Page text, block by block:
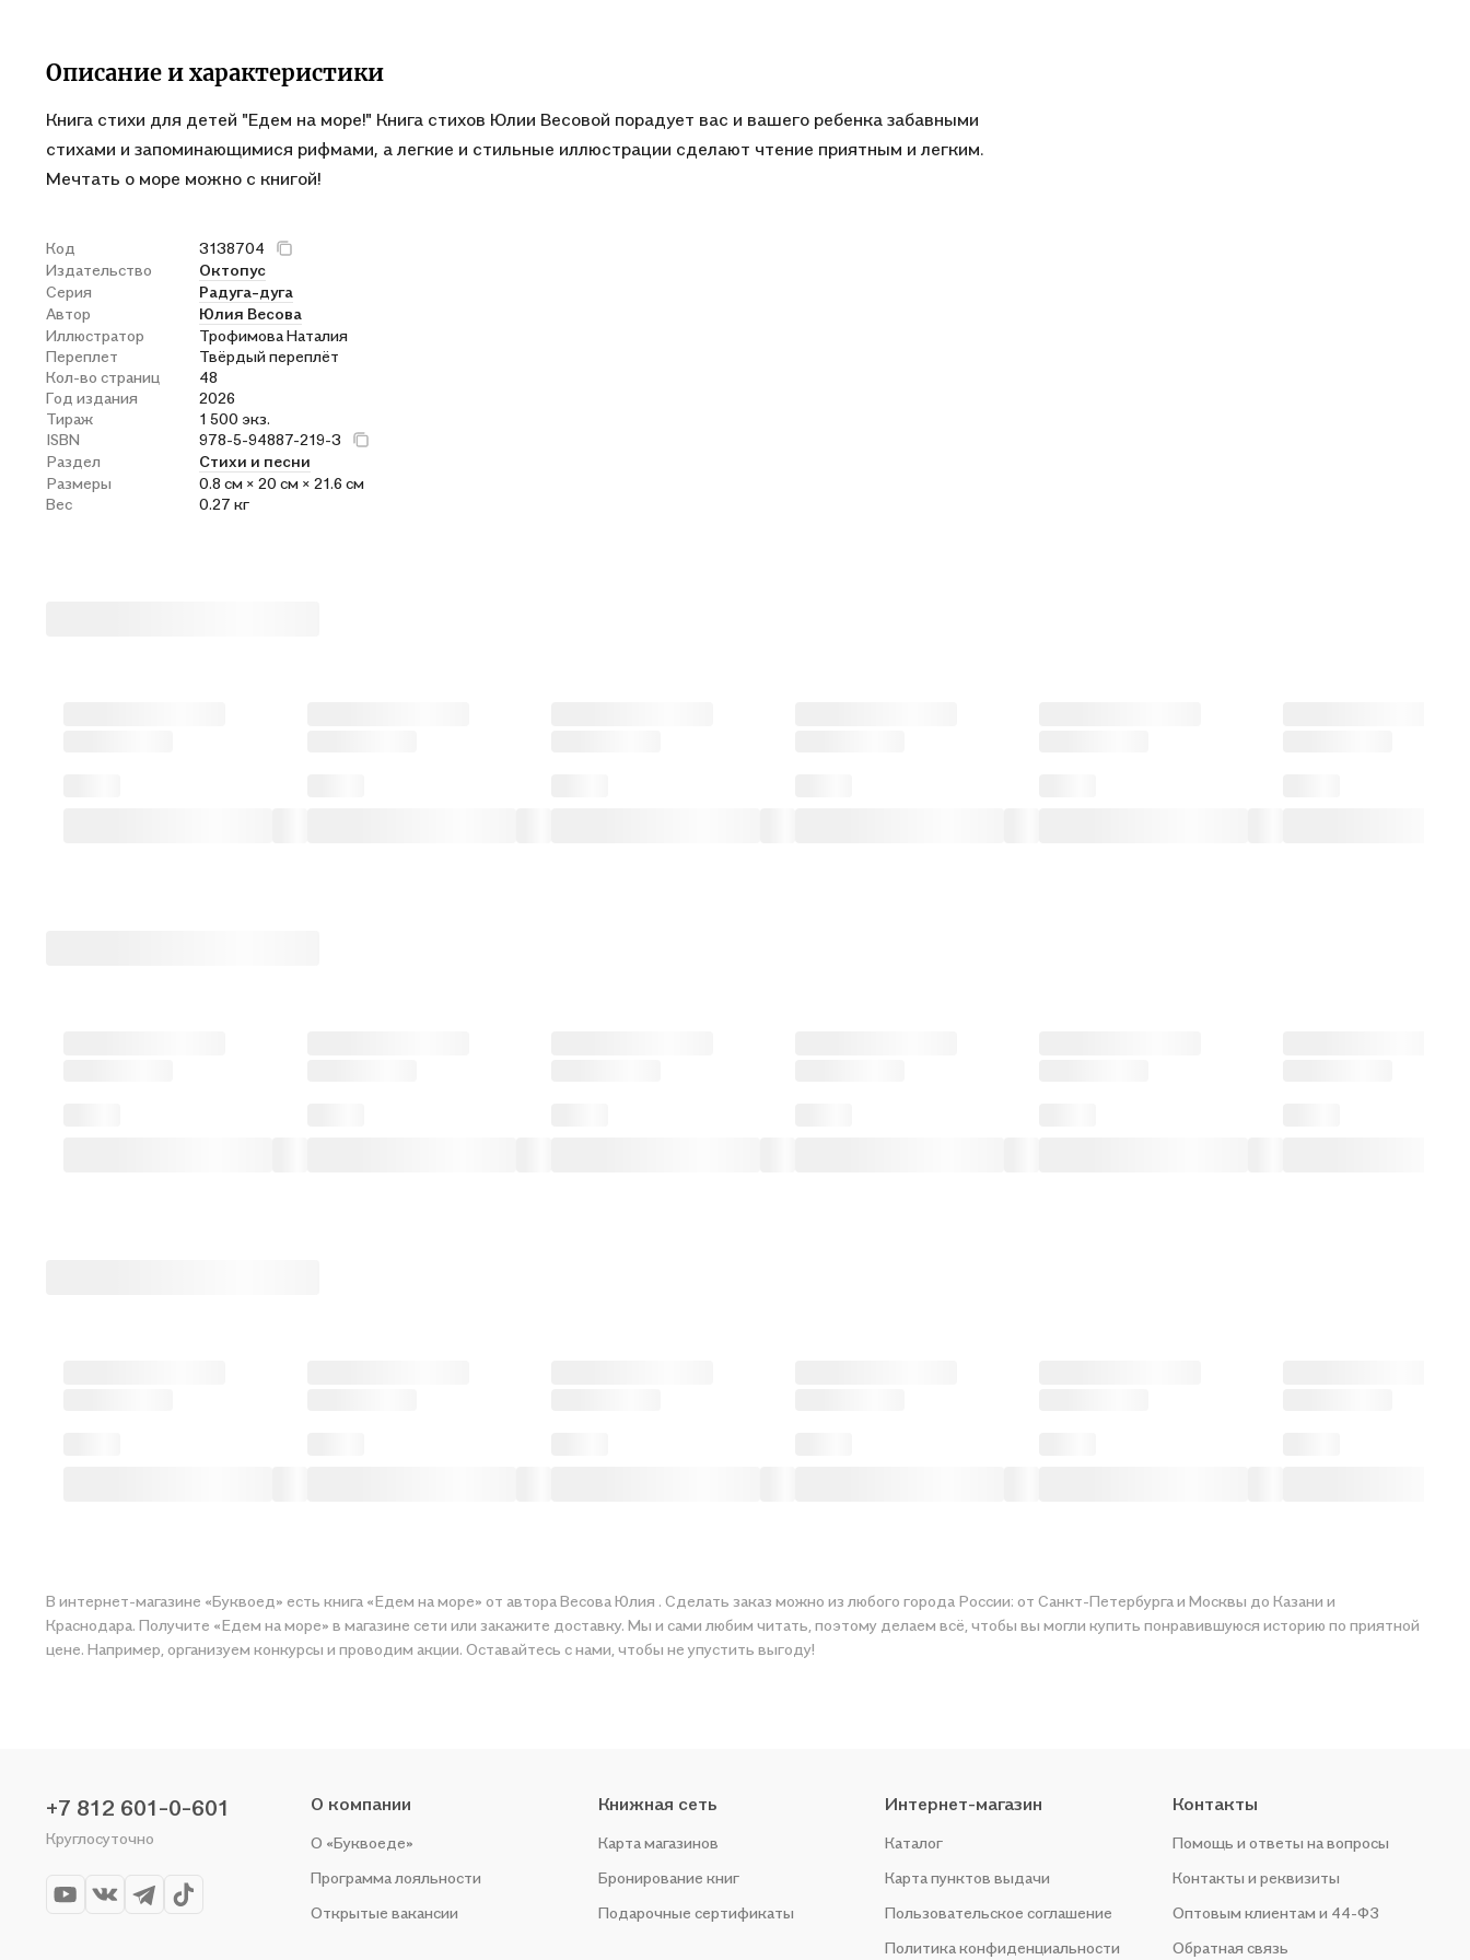
Описание и характеристики
Книга стихи для детей "Едем на море!" Книга стихов Юлии Весовой порадует вас и вашего ребенка забавными
стихами и запоминающимися рифмами, а легкие и стильные иллюстрации сделают чтение приятным и легким.
Мечтать о море можно с книгой!
Код
3138704
Издательство
Октопус
Серия
Радуга-дуга
Автор
Юлия Весова
Иллюстратор
Трофимова Наталия
Переплет
Твёрдый переплёт
Кол-во страниц
48
Год издания
2026
Тираж
1 500 экз.
ISBN
978-5-94887-219-3
Раздел
Стихи и песни
Размеры
0.8 см × 20 см × 21.6 см
Вес
0.27 кг
В интернет-магазине «Буквоед» есть книга «Едем на море» от автора Весова Юлия . Сделать заказ можно из любого города России: от Санкт-Петербурга и Москвы до Казани и
Краснодара. Получите «Едем на море» в магазине сети или закажите доставку. Мы и сами любим читать, поэтому делаем всё, чтобы вы могли купить понравившуюся историю по приятной
цене. Например, организуем конкурсы и проводим акции. Оставайтесь с нами, чтобы не упустить выгоду!
+7 812 601-0-601
Круглосуточно
О компании
О «Буквоеде»
Программа лояльности
Открытые вакансии
Книжная сеть
Карта магазинов
Бронирование книг
Подарочные сертификаты
Интернет-магазин
Каталог
Карта пунктов выдачи
Пользовательское соглашение
Политика конфиденциальности
Контакты
Помощь и ответы на вопросы
Контакты и реквизиты
Оптовым клиентам и 44-ФЗ
Обратная связь